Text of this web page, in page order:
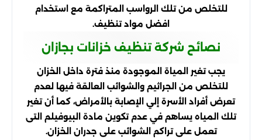
للتخلص من تلك الرواسب المتراكمة مع استخدام
افضل مواد تنظيف.
نصائح شركة تنظيف خزانات بجازان
يجب تغير المياة الموجودة منذ فترة داخل الخزان
للتخلص من الجراثيم والشوائب العالقة فيها لعدم
تعرض أفراد الأسرة إلي الإصابة بالأمراض، كما أن تغير
تلك المياه يساهم في عدم تكوين مادة البيوفيلم التى
تعمل على تراكم الشوائب على جدران الخزان.